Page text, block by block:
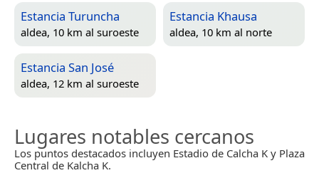
Estancia Turuncha
aldea, 10 km al suroeste
Estancia Khausa
aldea, 10 km al norte
Estancia San José
aldea, 12 km al suroeste
Lugares notables cercanos
Los puntos destacados incluyen Estadio de Calcha K y Plaza
Central de Kalcha K.